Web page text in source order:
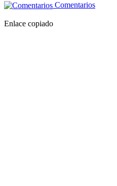
Comentarios
Enlace copiado